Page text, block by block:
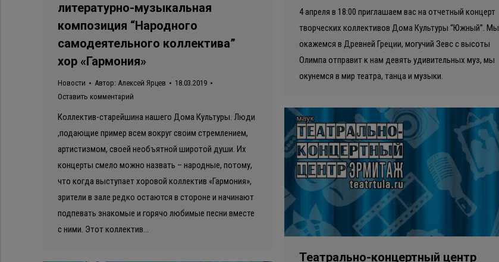
литературно-музыкальная
композиция “Народного
самодеятельного коллектива”
хор «Гармония»
Новости Автор: Алексей Ярцев
18.03.2019
Оставить комментарий
Коллектив-старейшина нашего Дома Культуры. Люди
,подающие пример всем вокруг своим стремлением,
артистизмом, своей необъятной широтой души. Их
концерты смело можно назвать – народные, потому,
что когда выступает хоровой коллектив «Гармония»,
зрители в зале редко остаются в стороне и начинают
подпевать знакомые и горячо любимые песни вместе
с ними. Этот коллектив…
4 апреля в 18:00 приглашаем вас на отчетный концерт
творческих коллективов Дома Культуры “Южный”. Мы
окажемся в Древней Греции, могучий Зевс с высоты
Олимпа отправит к нам девять удивительных муз, мы
окунемся в мир театра, танца и музыки.
Театрально-концертный центр